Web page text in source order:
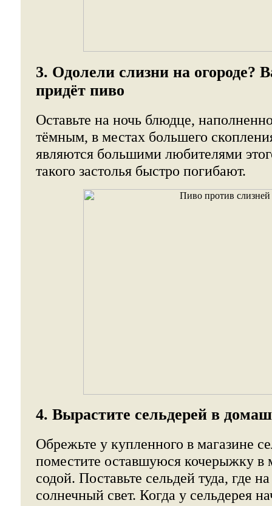
3. Одолели слизни на огороде?
придёт пиво
Оставьте на ночь блюдце,
тёмным, в местах большего
являются большими любителями
такого застолья быстро погибают.
4. Вырастите сельдерей в
Обрежьте у купленного в магазине
поместите оставшуюся кочерыжку в
содой. Поставьте сельдей туда, где
солнечный свет. Когда у сельдерея